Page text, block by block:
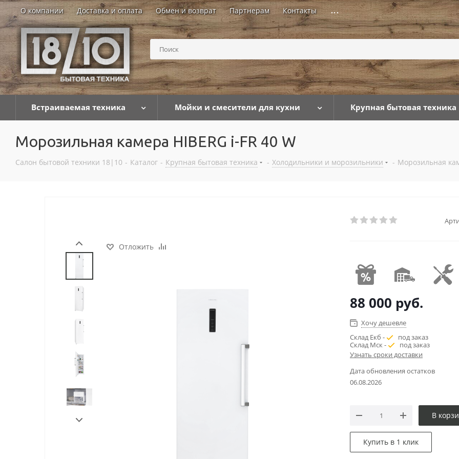
О компании Доставка и оплата Обмен и возврат Партнерам Контакты ...
Встраиваемая техника Мойки и смесители для кухни Крупная бытовая техника
Морозильная камера HIBERG i-FR 40 W
Салон бытовой техники 18|10 - Каталог - Крупная бытовая техника - Холодильники и морозильники - Морозильная
Отложить
88 000 руб.
Хочу дешевле
Склад Екб -
под заказ
Склад Мск -
под заказ
Узнать сроки доставки
Дата обновления остатков
06.08.2026
В
Купить в 1 клик